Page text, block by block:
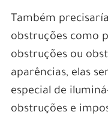
Também
obstruções como
obstruções ou
aparências, elas
especial de
obstruções e